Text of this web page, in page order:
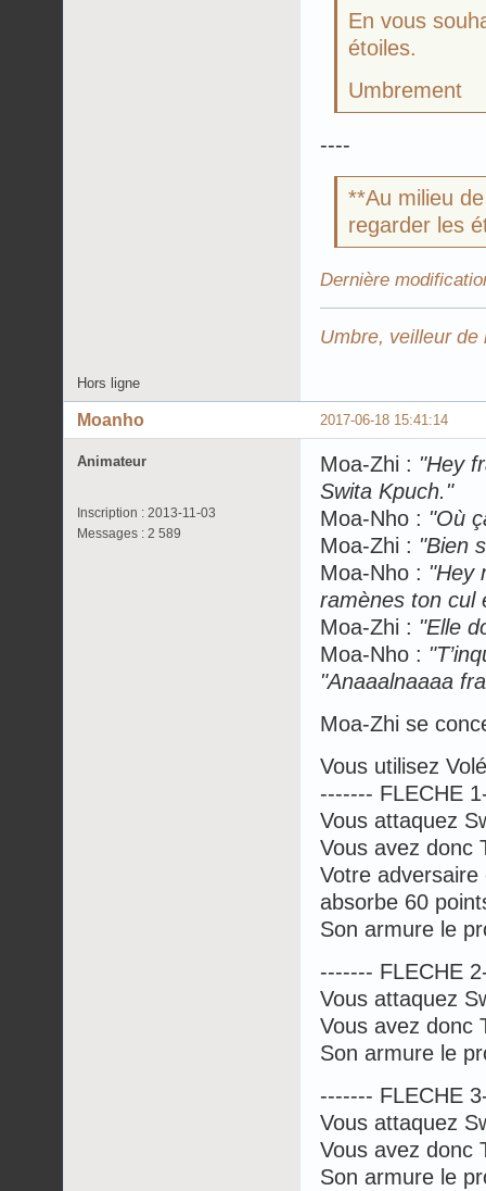
En vous
étoiles.
Umbrement
----
**Au milieu
regarder les
Dernière
Umbre, veilleur
Hors ligne
2017-06-18 15:41:14
Moanho
Animateur
Inscription : 2013-11-03
Messages : 2 589
Moa-Zhi : "Hey
Swita Kpuch."
Moa-Nho : "Où
Moa-Zhi : "Bien
Moa-Nho : "Hey
ramènes ton cul
Moa-Zhi : "Elle
Moa-Nho :
"Anaaalnaaaa
Moa-Zhi se
Vous utilisez
------- FLECHE
Vous attaquez
Vous avez donc
Votre
absorbe 60
Son armure le
------- FLECHE
Vous attaquez
Vous avez donc
Son armure le
------- FLECHE
Vous attaquez
Vous avez donc
Son armure le